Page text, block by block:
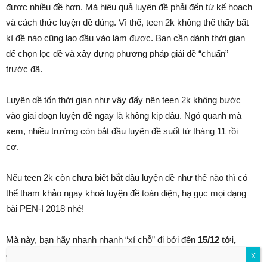
được nhiều đề hơn. Mà hiệu quả luyện đề phải đến từ kế hoạch
và cách thức luyện đề đúng. Vì thế, teen 2k không thể thấy bất
kì đề nào cũng lao đầu vào làm được. Bạn cần dành thời gian
để chọn lọc đề và xây dựng phương pháp giải đề “chuẩn”
trước đã.
Luyện dề tốn thời gian như vậy đấy nên teen 2k không bước
vào giai đoạn luyện đề ngay là không kịp đâu. Ngó quanh mà
xem, nhiều trường còn bắt đầu luyện đề suốt từ tháng 11 rồi
cơ.
Nếu teen 2k còn chưa biết bắt đầu luyện đề như thế nào thì có
thể tham khảo ngay khoá luyện đề toàn diện, hạ gục mọi dạng
bài PEN-I 2018 nhé!
Mà này, bạn hãy nhanh nhanh “xí chỗ” đi bởi đến 15/12 tới,
chương trình ưu đãi giảm 25% học phí khi đặt chỗ PEN-I
X